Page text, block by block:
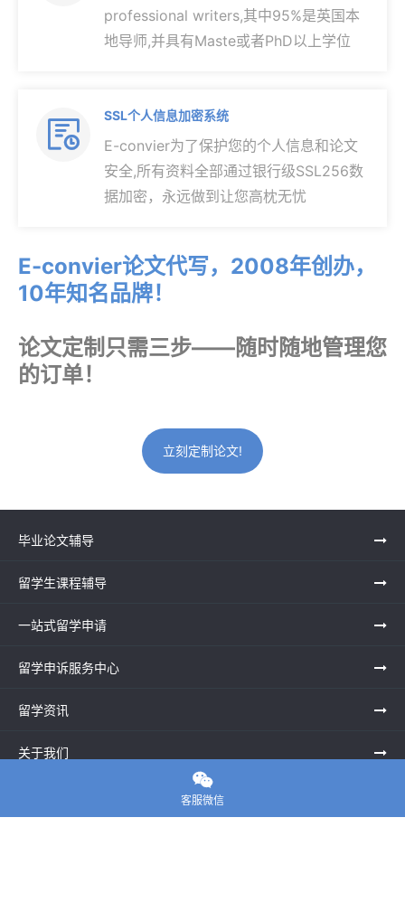
professional writers,其中95%是英国本
地导师,并具有Maste或者PhD以上学位

SSL个人信息加密系统
E-convier为了保护您的个人信息和论文
安全,所有资料全部通过银行级SSL256数
据加密，永远做到让您高枕无忧
E-convier论文代写，2008年创办，
10年知名品牌！
论文定制只需三步——随时随地管理您
的订单！
立刻定制论文!
毕业论文辅导
留学生课程辅导
一站式留学申请
留学申诉服务中心
留学资讯
关于我们

客服微信